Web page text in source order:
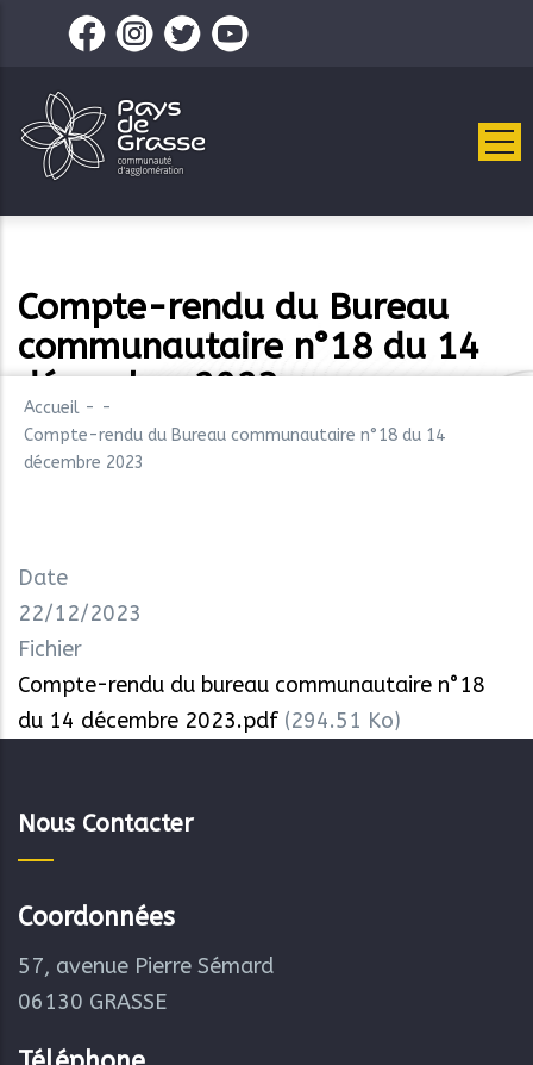
contenu
principal
Compte-rendu du Bureau
communautaire n°18 du 14
décembre 2023
Accueil - -
Compte-rendu du Bureau communautaire n°18 du 14
décembre 2023
Date
22/12/2023
Fichier
Compte-rendu du bureau communautaire n°18
du 14 décembre 2023.pdf (294.51 Ko)
Nous Contacter
Coordonnées
57, avenue Pierre Sémard
06130 GRASSE